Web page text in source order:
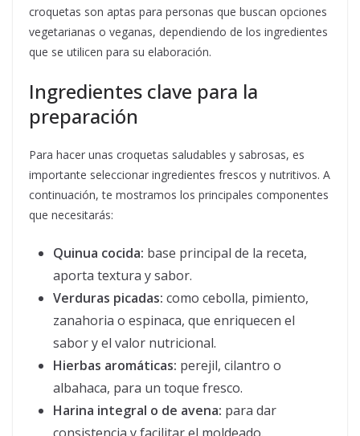
croquetas son aptas para personas que buscan opciones
vegetarianas o veganas, dependiendo de los ingredientes
que se utilicen para su elaboración.
Ingredientes clave para la
preparación
Para hacer unas croquetas saludables y sabrosas, es
importante seleccionar ingredientes frescos y nutritivos. A
continuación, te mostramos los principales componentes
que necesitarás:
Quinua cocida: base principal de la receta,
aporta textura y sabor.
Verduras picadas: como cebolla, pimiento,
zanahoria o espinaca, que enriquecen el
sabor y el valor nutricional.
Hierbas aromáticas: perejil, cilantro o
albahaca, para un toque fresco.
Harina integral o de avena: para dar